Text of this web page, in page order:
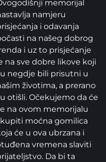
memorijal
namjeru
i odavanja
na našeg dobrog
i uz to prisjećanje
na sve dobre likove koji
negdje bili prisutni u
životima, a prerano
otišli. Očekujemo da će
na ovom memorijalu
moćna gomilica
će u ova ubrzana i
vremena slaviti
Da bi ta